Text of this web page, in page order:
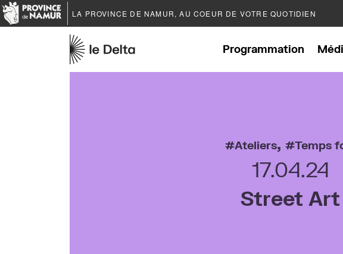
LA PROVINCE DE NAMUR, AU COEUR DE VOTRE QUOTIDIEN
Programmation
Ateliers, Temps
17.04.24
Street Art